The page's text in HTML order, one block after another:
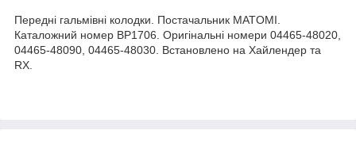
Передні гальмівні колодки. Постачальник MATOMI.
Каталожний номер BP1706. Оригінальні номери 04465-48020,
04465-48090, 04465-48030. Встановлено на Хайлендер та
RX.